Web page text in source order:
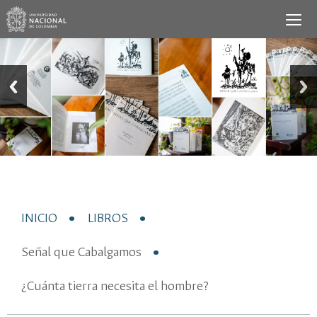
INICIO LIBROS
Señal que Cabalgamos
¿Cuánta tierra necesita el hombre?